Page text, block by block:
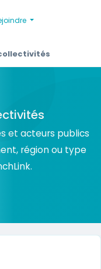
et acteurs publics
région ou type